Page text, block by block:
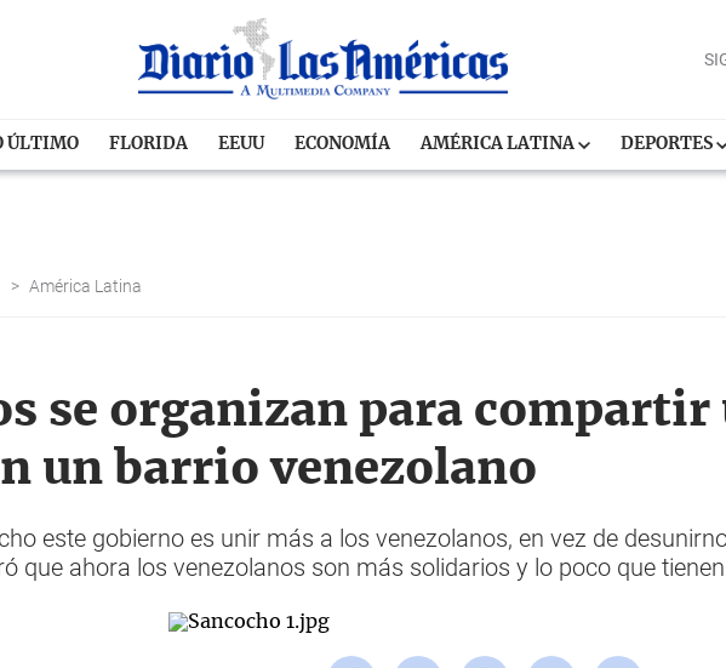
ÚLTIMO FLORIDA EEUU ECONOMÍA AMÉRICA LATINA DEPORTES
> América Latina
se organizan para compartir
un barrio venezolano
este gobierno es unir más a los venezolanos, en vez de
que ahora los venezolanos son más solidarios y lo poco que